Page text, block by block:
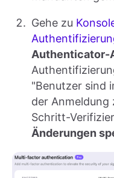
Gehe zu
Authenticator-
"Benutzer sind
der Anmeldung
Schritt-
Änderungen